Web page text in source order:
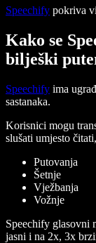
Speechify pokriva
Kako se
bilješki
Speechify ima
sastanaka.
Korisnici mogu
slušati umjesto
Putovanja
Šetnje
Vježbanja
Vožnje
Speechify glasovni
jasni i na 2x, 3x